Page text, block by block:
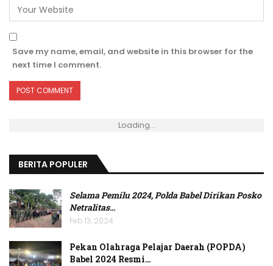
Save my name, email, and website in this browser for the
next time I comment.
Loading...
BERITA POPULER
Selama Pemilu 2024, Polda Babel Dirikan Posko
Netralitas…
Feb 13, 2024
Pekan Olahraga Pelajar Daerah (POPDA)
Babel 2024 Resmi…